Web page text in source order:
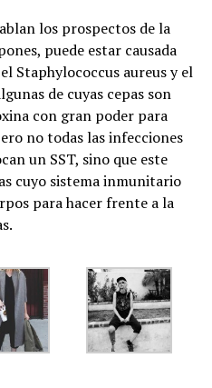
los prospectos de la
puede estar causada
Staphylococcus aureus y el
de cuyas cepas son
con gran poder para
no todas las infecciones
un SST, sino que este
cuyo sistema inmunitario
para hacer frente a la